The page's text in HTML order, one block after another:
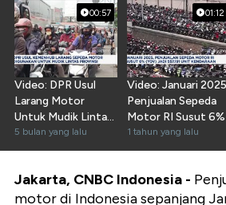
00:57
Video: DPR Usul
Larang Motor
Untuk Mudik Lintas
Provinsi
5 bulan yang lalu
01:12
Video: Januari
Penjualan Sepeda
Motor RI Susut 6%
1 tahun yang lalu
Jakarta, CNBC Indonesia -
motor di Indonesia sepanjang